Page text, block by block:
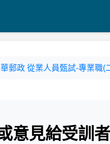
郵政 從業人員甄試-專業職
意見給受訓